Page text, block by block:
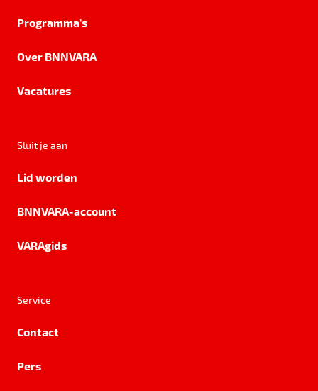
Programma's
Over BNNVARA
Vacatures
Sluit je aan
Lid worden
BNNVARA-account
VARAgids
Service
Contact
Pers